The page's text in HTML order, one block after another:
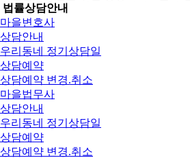
법률상담안내
마을변호사
상담안내
우리동네 정기상담일
상담예약
상담예약 변경.취소
마을법무사
상담안내
우리동네 정기상담일
상담예약
상담예약 변경.취소